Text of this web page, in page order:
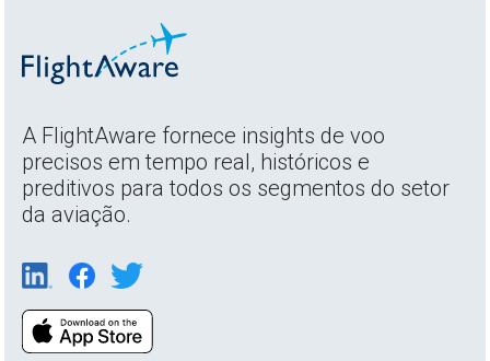
A FlightAware fornece insights de voo
precisos em tempo real, históricos e
preditivos para todos os segmentos do setor
da aviação.